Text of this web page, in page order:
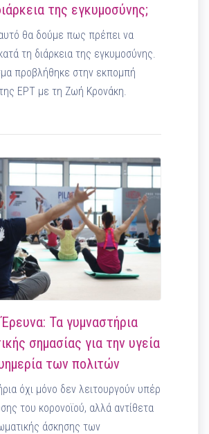
της εγκυμοσύνης;
θα δούμε πως πρέπει να
τη διάρκεια της εγκυμοσύνης.
προβλήθηκε στην εκπομπή
ΕΡΤ με τη Ζωή Κρονάκη.
Έρευνα: Τα γυμναστήρια
σημασίας για την υγεία
των πολιτών
όχι μόνο δεν λειτουργούν υπέρ
του κορονοϊού, αλλά αντίθετα
άσκησης των